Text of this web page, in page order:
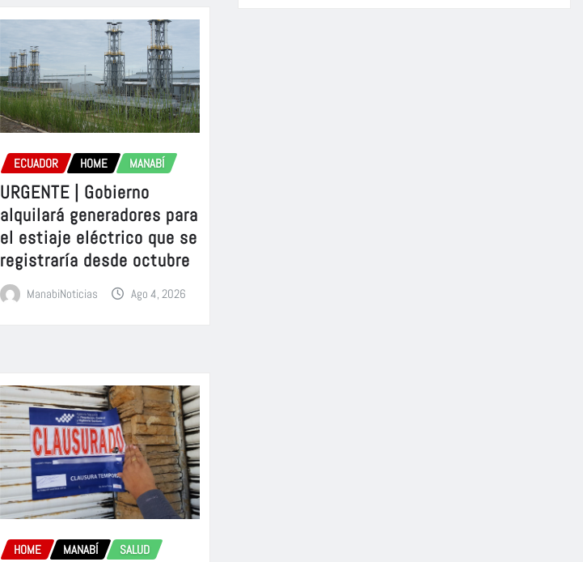
ECUADOR HOME MANABÍ
URGENTE | Gobierno
alquilará generadores para
el estiaje eléctrico que se
registraría desde octubre
ManabiNoticias Ago 4, 2026
HOME MANABÍ SALUD